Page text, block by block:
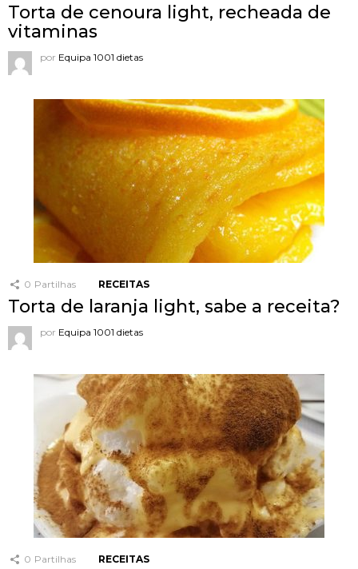
Torta de cenoura light, recheada de
vitaminas
por Equipa 1001 dietas
0 Partilhas RECEITAS
Torta de laranja light, sabe a receita?
por Equipa 1001 dietas
0 Partilhas RECEITAS